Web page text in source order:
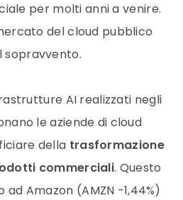
per molti anni a venire.
del cloud pubblico
AI realizzati negli
le aziende di cloud
della trasformazione
commerciali. Questo
Amazon (AMZN -1,44%)